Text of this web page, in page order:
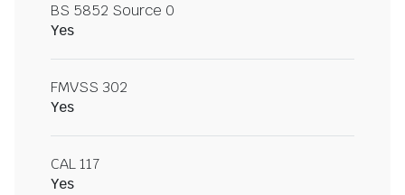
BS 5852 Source 0
Yes
FMVSS 302
Yes
CAL 117
Yes